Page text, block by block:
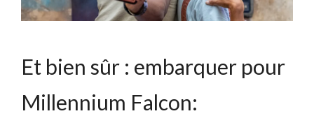
Et bien sûr : embarquer pour
Millennium Falcon: